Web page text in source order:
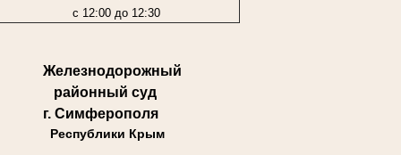
с 12:00 до 12:30
Железнодорожный
районный суд
г. Симферополя
Республики Крым